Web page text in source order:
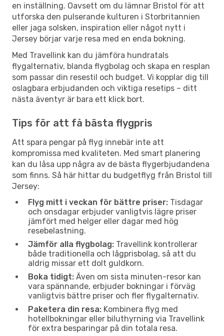
en inställning. Oavsett om du lämnar Bristol för att
utforska den pulserande kulturen i Storbritannien
eller jaga solsken, inspiration eller något nytt i
Jersey börjar varje resa med en enda bokning.
Med Travellink kan du jämföra hundratals
flygalternativ, blanda flygbolag och skapa en resplan
som passar din resestil och budget. Vi kopplar dig till
oslagbara erbjudanden och viktiga resetips – ditt
nästa äventyr är bara ett klick bort.
Tips för att få bästa flygpris
Att spara pengar på flyg innebär inte att
kompromissa med kvaliteten. Med smart planering
kan du låsa upp några av de bästa flygerbjudandena
som finns. Så här hittar du budgetflyg från Bristol till
Jersey:
Flyg mitt i veckan för bättre priser: Tisdagar
och onsdagar erbjuder vanligtvis lägre priser
jämfört med helger eller dagar med hög
resebelastning.
Jämför alla flygbolag: Travellink kontrollerar
både traditionella och lågprisbolag, så att du
aldrig missar ett dolt guldkorn.
Boka tidigt: Även om sista minuten-resor kan
vara spännande, erbjuder bokningar i förväg
vanligtvis bättre priser och fler flygalternativ.
Paketera din resa: Kombinera flyg med
hotellbokningar eller biluthyrning via Travellink
för extra besparingar på din totala resa.